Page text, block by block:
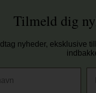
dages returret
E-mærket - Din sikkerhed
Tilmeld dig
nyheder, eksklusive